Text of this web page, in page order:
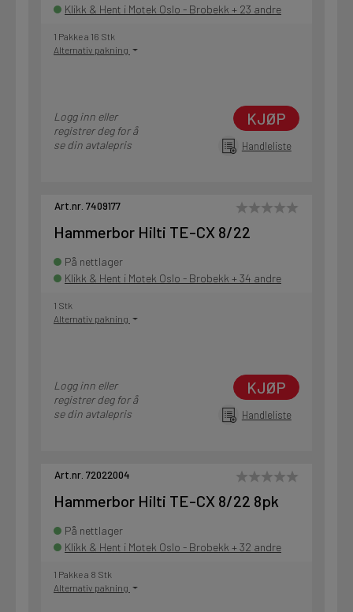
Klikk & Hent i Motek Oslo - Brobekk + 23 andre
1 Pakke a 16 Stk
Alternativ pakning
Logg inn eller
registrer deg for å
se din avtalepris
KJØP
Handleliste
Art.nr. 7409177
Hammerbor Hilti TE-CX 8/22
På nettlager
Klikk & Hent i Motek Oslo - Brobekk + 34 andre
1 Stk
Alternativ pakning
Logg inn eller
registrer deg for å
se din avtalepris
KJØP
Handleliste
Art.nr. 72022004
Hammerbor Hilti TE-CX 8/22 8pk
På nettlager
Klikk & Hent i Motek Oslo - Brobekk + 32 andre
1 Pakke a 8 Stk
Alternativ pakning